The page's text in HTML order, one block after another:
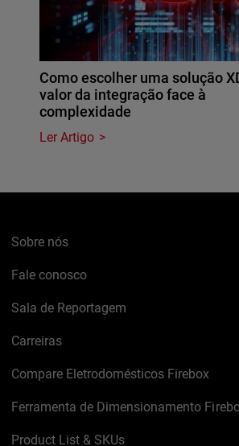
Como escolher uma solução
valor da integração face à
complexidade
Ler Artigo
Sobre nós
Fale conosco
Sala de Reportagem
Carreiras
Compare Eletrodomésticos Firebox
Ferramenta de Dimensionamento
Product List & SKUs